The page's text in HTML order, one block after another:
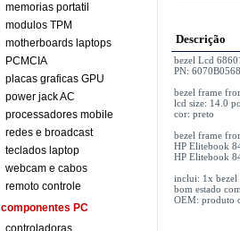
memorias portatil
modulos TPM
motherboards laptops
PCMCIA
placas graficas GPU
power jack AC
processadores mobile
redes e broadcast
teclados laptop
webcam e cabos
remoto controle
componentes PC
controladoras
Descrição
bezel Lcd
PN:
bezel frame
lcd size: 14.0
cor: preto
bezel frame
HP Elitebook
HP Elitebook
inclui: 1x
bom estado
OEM: produto